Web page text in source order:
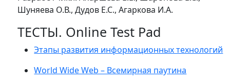
Шуняева О.В., Дудов Е.С., Агаркова И.А.
ТЕСТЫ. Online Test Pad
Этапы развития информационных технологий
World Wide Web – Всемирная паутина